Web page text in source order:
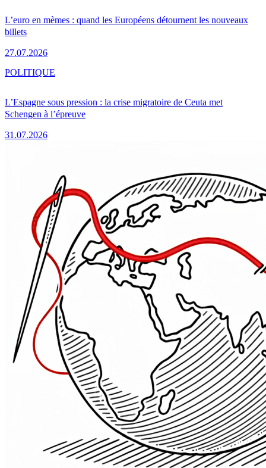
L’euro en mèmes : quand les Européens détournent les nouveaux
billets
27.07.2026
L’Espagne sous pression : la crise migratoire de Ceuta met
Schengen à l’épreuve
31.07.2026
POLITIQUE